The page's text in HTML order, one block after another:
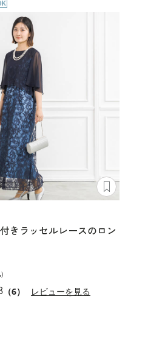
きラッセルレースのロン
（6） レビューを見る